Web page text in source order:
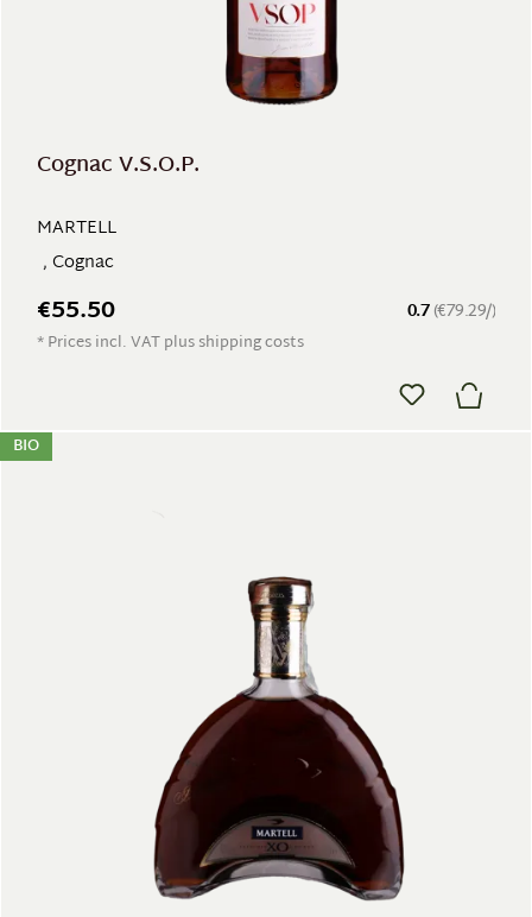
Cognac V.S.O.P.
MARTELL
, Cognac
0.7(€79.29/)
€55.50
* Prices incl. VAT plus shipping costs
BIO